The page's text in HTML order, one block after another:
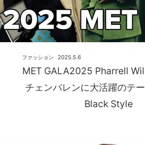
MET GALA2025 Pharrell
チェンバレンに大活躍のテ
Black Style
2025.5.6
ファッション